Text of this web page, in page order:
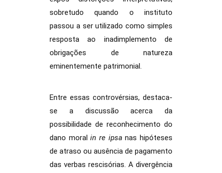
sobretudo quando o instituto
passou a ser utilizado como simples
resposta ao inadimplemento de
obrigações de natureza
eminentemente patrimonial.
Entre essas controvérsias, destaca-
se a discussão acerca da
possibilidade de reconhecimento do
dano moralin re ipsanas hipóteses
de atraso ou ausência de pagamento
das verbas rescisórias. A divergência